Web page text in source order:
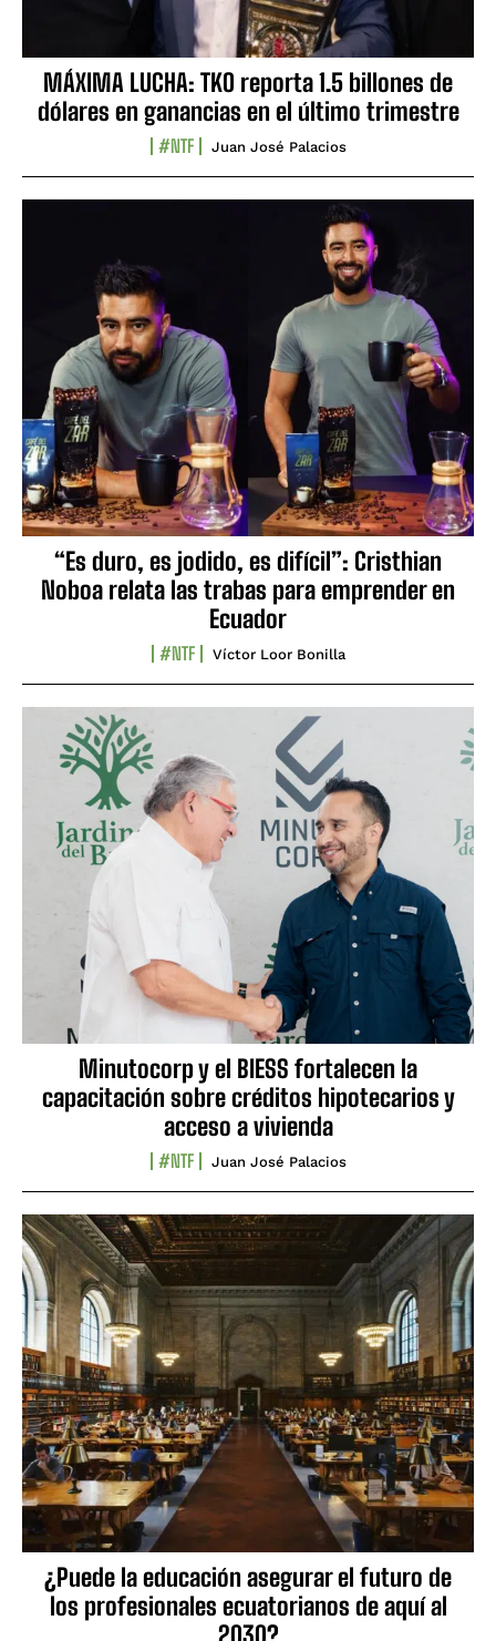
MÁXIMA LUCHA: TKO reporta 1.5 billones de
dólares en ganancias en el último trimestre
#NTF Juan José Palacios
“Es duro, es jodido, es difícil”: Cristhian
Noboa relata las trabas para emprender en
Ecuador
#NTF Víctor Loor Bonilla
Minutocorp y el BIESS fortalecen la
capacitación sobre créditos hipotecarios y
acceso a vivienda
#NTF Juan José Palacios
¿Puede la educación asegurar el futuro de
los profesionales ecuatorianos de aquí al
2030?